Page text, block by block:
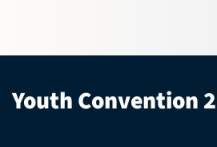
Youth Convention